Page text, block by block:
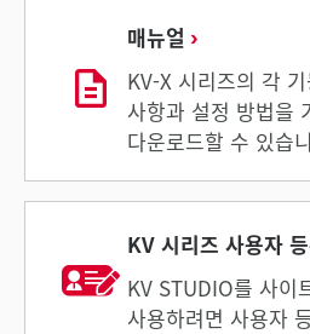
매뉴얼
KV-X 시리즈의 각
사항과 설정 방법을
다운로드할 수 있습
KV 시리즈 사용자
KV STUDIO를 사이
사용하려면 사용자